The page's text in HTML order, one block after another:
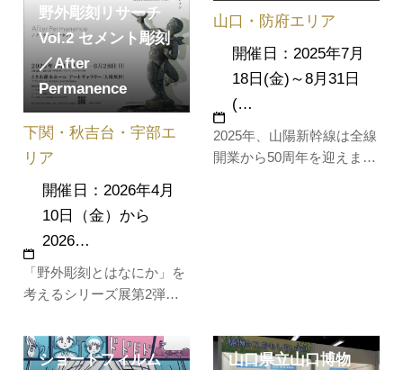
作家活動の原点ともいえる
学生時代の…
野外彫刻リサーチ
Vol.2 セメント彫刻
／After
Permanence
「野外彫刻とはなにか」を
考えるシリーズ展第2弾、
よって制作され、今も宇部
市内に設置されているセメ
下関・秋吉台・宇部エ
リア
開催日：2026年4月
10日（金）から
2026…
2025年、山陽新幹線は全線
開業から50周年を迎えまし
り西日本を…
山口・防府エリア
開催日：2025年7月
18日(金)～8月31日
(…
ショートフィルム
山口県立山口博物